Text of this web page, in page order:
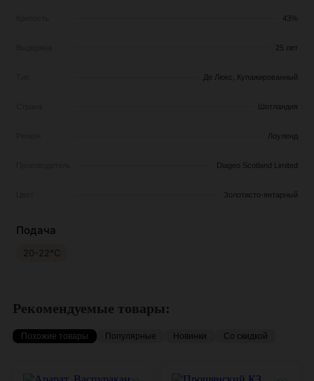
43%
25 лет
Де Люкс, Купажированный
Шотландия
Лоуленд
Diageo Scotland Limited
Золотисто-янтарный
Подача
20-22°С
Рекомендуемые товары:
Похожие товары Популярные Новинки Со скидкой